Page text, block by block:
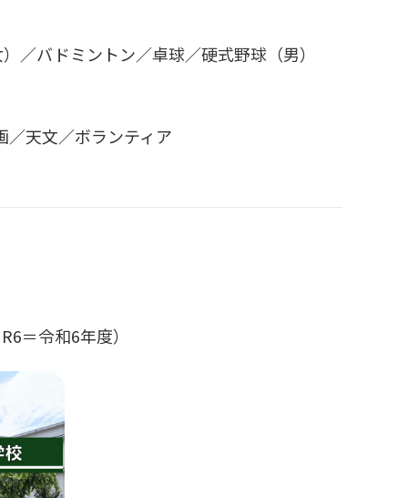
／バドミントン／卓球／硬式野球（男）
天文／ボランティア
＝令和6年度）